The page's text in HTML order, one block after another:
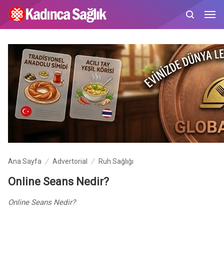
Ana Sayfa Advertorial Ruh Sağlığı
Online Seans Nedir?
Online Seans Nedir?